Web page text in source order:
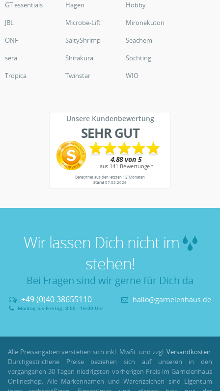
GT essentials
Hagen
Hobby
JBL
Microbe-Lift
Mironekuton
ONF
SaltyShrimp
Seachem
sera
Shirakura
Söchting
Tropica
Twinstar WIO
Unsere Kundenbewertung
SEHR GUT
Berechnet aus den letzten 12 Monaten
Stand07.08.2026
Wir lassen Dich nicht im
stehen!
Bei Fragen sind wir gerne für Dich da
+49 (0)40 38655110
Montag bis Freitag: 8:00 - 16:00 Uhr
hallo@garnelenhaus.de
Alle Preisangaben verstehen sich inkl. MwSt. und zzgl.Versandkosten.
Durchgestrichene Preise beziehen sich auf unseren in den
vergangenen 30 Tagen niedrigsten vorherigen Preis im Garnelenhaus
Onlineshop. Alle Markennamen und Warenzeichen sind Eigentum